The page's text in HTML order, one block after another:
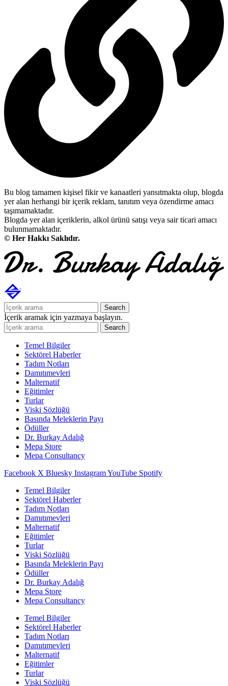
Bu blog tamamen kişisel fikir ve kanaatleri yansıtmakta olup, blogda
yer alan herhangi bir içerik reklam, tanıtım veya özendirme amacı
taşımamaktadır.
Blogda yer alan içeriklerin, alkol ürünü satışı veya sair ticari amacı
bulunmamaktadır.
© Her Hakkı Saklıdır.
Search
İçerik aramak için yazmaya başlayın.
Search
Temel Bilgiler
Sektörel Haberler
Tadım Notları
Damıtımevleri
Malternatif
Eğitimler
Turlar
Viski Sözlüğü
Basında Meleklerin Payı
Ödüller
Dr. Burkay Adalığ
Mepa Store
Mepa Consultancy
Facebook X Bluesky InstagramYouTube Spotify
Temel Bilgiler
Sektörel Haberler
Tadım Notları
Damıtımevleri
Malternatif
Eğitimler
Turlar
Viski Sözlüğü
Basında Meleklerin Payı
Ödüller
Dr. Burkay Adalığ
Mepa Store
Mepa Consultancy
Temel Bilgiler
Sektörel Haberler
Tadım Notları
Damıtımevleri
Malternatif
Eğitimler
Turlar
Viski Sözlüğü